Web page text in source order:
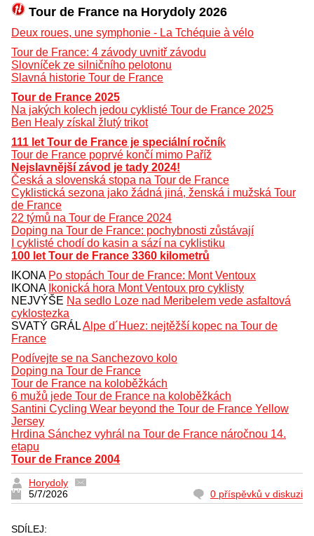
Tour de France na Horydoly 2026
Deux roues, une symphonie - La Tchéquie à vélo
Tour de France: 4 závody uvnitř závodu
Slovníček ze silničního pelotonu
Slavná historie Tour de France
Tour de France 2025
Na jakých kolech jedou cyklisté Tour de France 2025
Ben Healy získal žlutý trikot
111 let Tour de France je speciální ročník
Tour de France poprvé končí mimo Paříž
Nejslavnější závod je tady 2024!
Česká a slovenská stopa na Tour de France
Cyklistická sezona jako žádná jiná, ženská i mužská Tour
de France
22 týmů na Tour de France 2024
Doping na Tour de France: pochybnosti zůstávají
I cyklisté chodí do kasin a sází na cyklistiku
100 let Tour de France 3360 kilometrů
IKONA Po stopách Tour de France: Mont Ventoux
IKONA Ikonická hora Mont Ventoux pro cyklisty
NEJVÝŠE Na sedlo Loze nad Meribelem vede asfaltová
cyklostezka
SVATÝ GRÁLAlpe d´Huez: nejtěžší kopec na Tour de
France
Podívejte se na Sanchezovo kolo
Doping na Tour de France
Tour de France na koloběžkách
6 mužů jede Tour de France na koloběžkách
Santini Cycling Wear beyond the Tour de France Yellow
Jersey
Hrdina Sánchez vyhrál na Tour de France náročnou 14.
etapu
Tour de France 2004
Horydoly
5/7/2026
0 příspěvků v diskuzi
SDÍLEJ: